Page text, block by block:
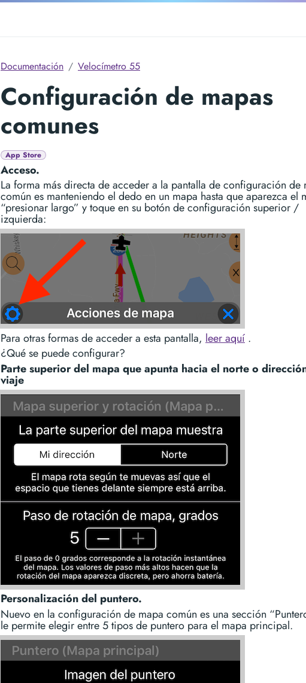
Documentación Velocímetro 55
Configuración de mapas
comunes
App Store
Acceso.
La forma más directa de acceder a la pantalla de configuración de
común es manteniendo el dedo en un mapa hasta que aparezca el
“presionar largo” y toque en su botón de configuración superior /
izquierda:
Para otras formas de acceder a esta pantalla, leer aquí .
¿Qué se puede configurar?
Parte superior del mapa que apunta hacia el norte o
viaje
Personalización del puntero.
Nuevo en la configuración de mapa común es una sección
le permite elegir entre 5 tipos de puntero para el mapa principal.